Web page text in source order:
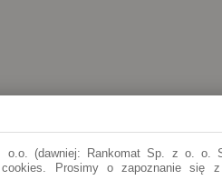
o.o. (dawniej: Rankomat Sp. z o. o.
Prosimy o zapoznanie się